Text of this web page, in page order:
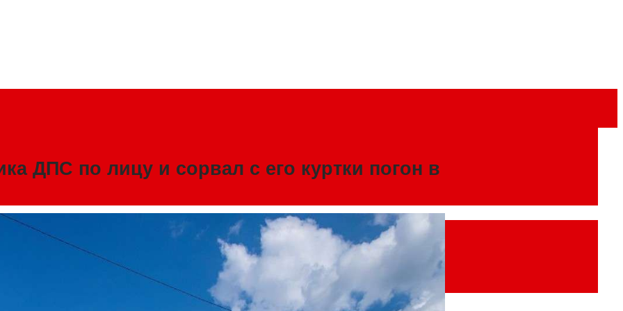
ДПС по лицу и сорвал с его куртки погон в